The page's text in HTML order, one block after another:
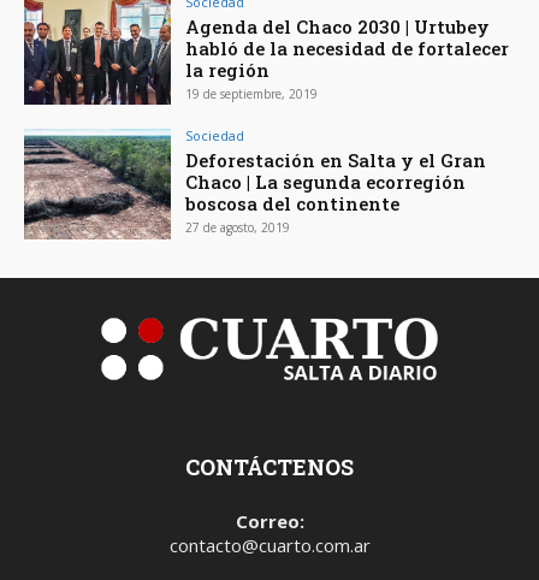
Agenda del Chaco 2030 | Urtubey
habló de la necesidad de fortalecer
la región
19 de septiembre, 2019
Sociedad
Deforestación en Salta y el Gran
Chaco | La segunda ecorregión
boscosa del continente
27 de agosto, 2019
CONTÁCTENOS
Correo:
contacto@cuarto.com.ar